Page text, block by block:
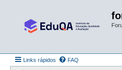
Links rápidos FAQ